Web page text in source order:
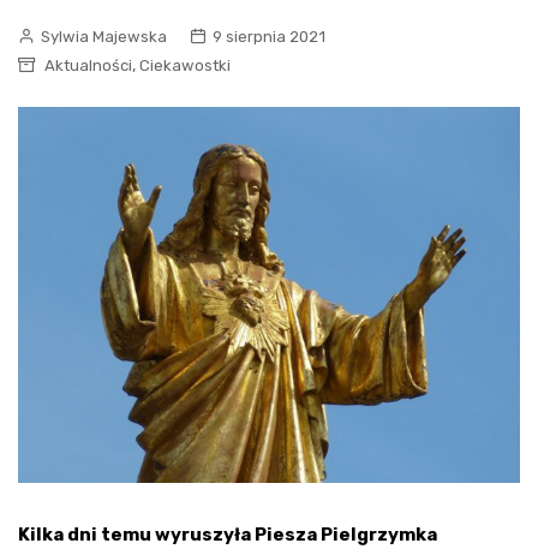
Sylwia Majewska
9 sierpnia 2021
Aktualności, Ciekawostki
Kilka dni temu wyruszyła Piesza Pielgrzymka